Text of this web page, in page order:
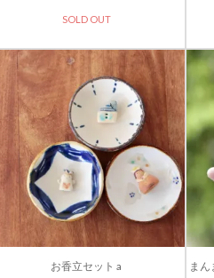
SOLD OUT
お香立セット a ま